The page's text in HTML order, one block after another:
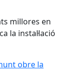
millores en
la instal·lació
obre la
obre la